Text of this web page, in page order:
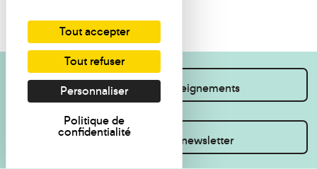
Je souhaite des renseignements
Inscrivez-vous à la newsletter
Tout accepter
Tout refuser
Personnaliser
Politique de
confidentialité